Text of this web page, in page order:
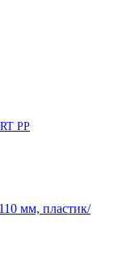
PP